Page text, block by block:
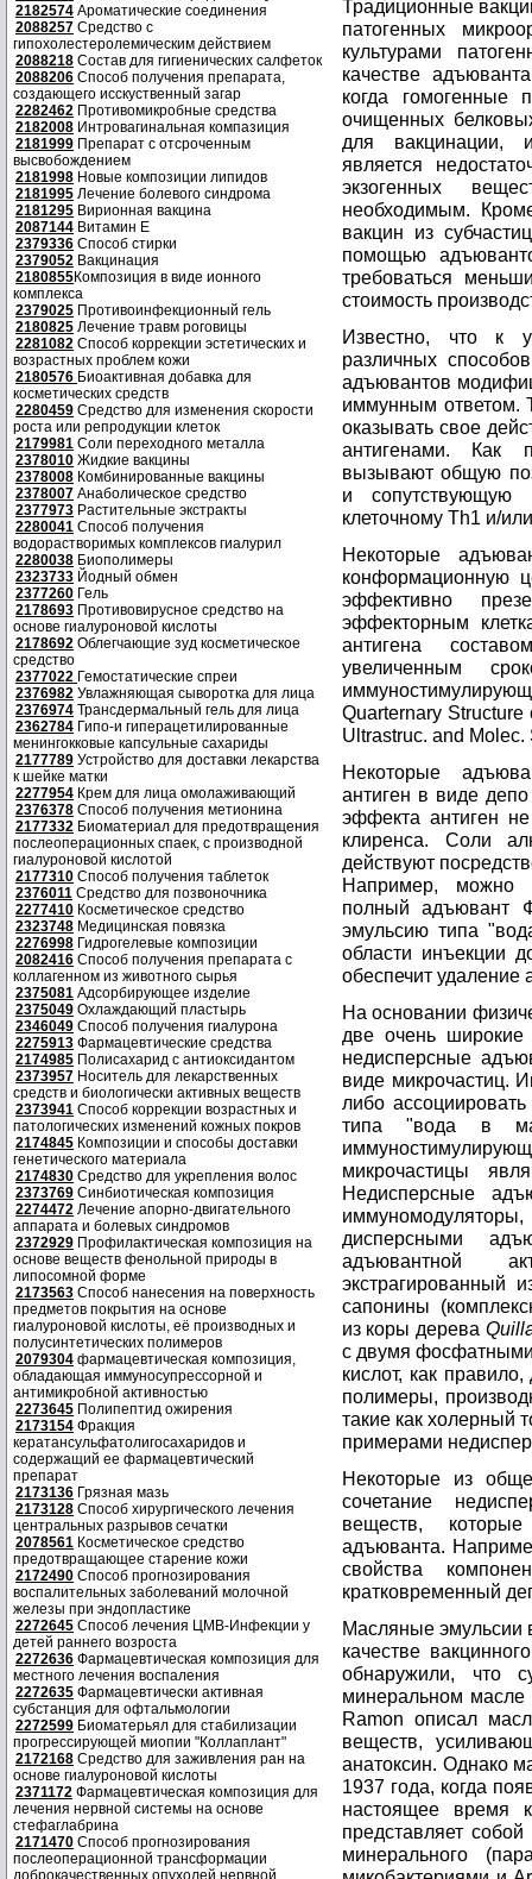
2182574 Ароматические соединения
2088257 Средство с
гипохолестеролемическим действием
2088218 Состав для гигиенических салфеток
2088206 Способ получения препарата,
создающего исскуственный загар
2282462 Противомикробные средства
2182008 Интровагинальная компазиция
2181999 Препарат с отсроченным
высвобождением
2181998 Новые композиции липидов
2181995 Лечение болевого синдрома
2181295 Вирионная вакцина
2087144 Витамин Е
2379336 Способ стирки
2379052 Вакцинация
2180855Композиция в виде ионного
комплекса
2379025 Противоинфекционный гель
2180825 Лечение травм роговицы
2281082 Способ коррекции эстетических и
возрастных проблем кожи
2180576 Биоактивная добавка для
косметических средств
2280459 Средство для изменения скорости
роста или репродукции клеток
2179981 Соли переходного металла
2378010 Жидкие вакцины
2378008 Комбинированные вакцины
2378007 Анаболическое средство
2377973 Растительные экстракты
2280041 Способ получения
водорастворимых комплексов гиалурил
2280038 Биополимеры
2323733 Йодный обмен
2377260 Гель
2178693 Противовирусное средство на
основе гиалуроновой кислоты
2178692 Облегчающие зуд косметическое
средство
2377022 Гемостатические спреи
2376982 Увлажняющая сыворотка для лица
2376974 Трансдермальный гель для лица
2362784 Гипо-и гиперацетилированные
менингокковые капсульные сахариды
2177789 Устройство для доставки лекарства
к шейке матки
2277954 Крем для лица омолаживающий
2376378 Способ получения метионина
2177332 Биоматериал для предотвращения
послеоперационных спаек, с производной
гиалуроновой кислотой
2177310 Способ получения таблеток
2376011 Средство для позвоночника
2277410 Косметическое средство
2323748 Медицинская повязка
2276998 Гидрогелевые композиции
2082416 Способ получения препарата с
коллагенном из животного сырья
2375081 Адсорбирующее изделие
2375049 Охлаждающий пластырь
2346049 Способ получения гиалурона
2275913 Фармацевтические средства
2174985 Полисахарид с антиоксидантом
2373957 Носитель для лекарственных
средств и биологически активных веществ
2373941 Способ коррекции возрастных и
патологических изменений кожных покров
2174845 Композиции и способы доставки
генетического материала
2174830 Средство для укрепления волос
2373769 Синбиотическая композиция
2274472 Лечение апорно-двигательного
аппарата и болевых синдромов
2372929 Профилактическая композиция на
основе веществ фенольной природы в
липосомной форме
2173563 Способ нанесения на поверхность
предметов покрытия на основе
гиалуроновой кислоты, её производных и
полусинтетических полимеров
2079304 фармацевтическая композиция,
обладающая иммуносупрессорной и
антимикробной активностью
2273645 Полипептид ожирения
2173154 Фракция
кератансульфатолигосахаридов и
содержащий ее фармацевтический
препарат
2173136 Грязная мазь
2173128 Способ хирургического лечения
центральных разрывов сечатки
2078561 Косметическое средство
предотвращающее старение кожи
2172490 Способ прогнозирования
воспалительных заболеваний молочной
железы при эндопластике
2272645 Способ лечения ЦМВ-Инфекции у
детей раннего возроста
2272636 Фармацевтическая композиция для
местного лечения воспаления
2272635 Фармацевтически активная
субстанция для офтальмологии
2272599 Биоматерьял для стабилизации
прогрессирующей миопии "Коллаплант"
2172168 Средство для заживления ран на
основе гиалуроновой кислоты
2371172 Фармацевтическая композиция для
лечения нервной системы на основе
стефаглабрина
2171470 Способ прогнозирования
послеоперационной трансформации
доброкачественных опухолей нервной
Традиционные
патогенных
культурами
качестве
когда гомогенные
очищенных
для вакцинации,
является
экзогенных
необходимым.
вакцин из
помощью
требоваться
стоимость
Известно, что к
различных
адъювантов
иммунным ответом.
оказывать свое
антигенами. Как
вызывают общую
и сопутствующую
клеточному Th1 и/
Некоторые
конформационную
эффективно
эффекторным
антигена
увеличенным
Quarternary
Ultrastruc. and
Некоторые
антиген в виде
эффекта антиген
клиренса. Соли
действуют
Например, можно
полный адъювант
эмульсию типа
области инъекции
обеспечит удаление
На основании
две очень
недисперсные
виде микрочастиц.
либо
типа "вода в
микрочастицы
Недисперсные
иммуномодуляторы,
дисперсными
адъювантной
экстрагированный
сапонины
из коры дерева
с двумя
кислот, как
полимеры,
такие как холерный
примерами
Некоторые из
сочетание
веществ,
адъюванта.
свойства
кратковременный
Масляные эмульсии
качестве
обнаружили, что
минеральном масле
Ramon описал
веществ,
анатоксин. Однако
1937 года, когда
настоящее время
представляет
минерального